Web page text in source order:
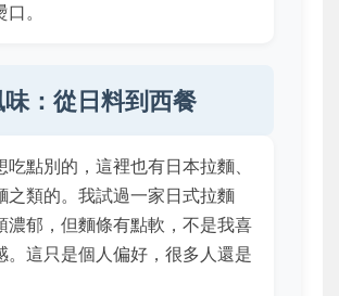
。
味：從日料到西餐
吃點別的，這裡也有日本拉麵、
之類的。我試過一家日式拉麵
濃郁，但麵條有點軟，不是我喜
。這只是個人偏好，很多人還是